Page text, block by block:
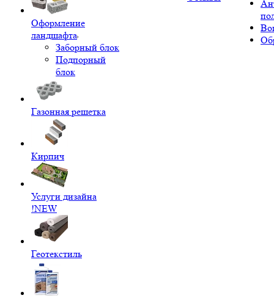
Оформление
ландшафта
Заборный блок
Подпорный
блок
Газонная решетка
Кирпич
Услуги дизайна
!NEW
Геотекстиль